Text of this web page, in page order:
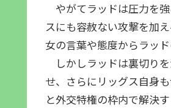
やがてラッドは圧力を
スにも容赦ない攻撃を加
女の言葉や態度からラッ
しかしラッドは裏切り
せ、さらにリッグス自身
と外交特権の枠内で解決